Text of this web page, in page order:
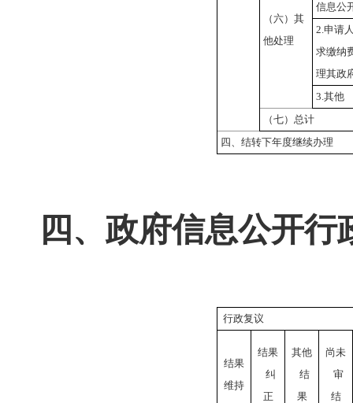
（六）其
他处理
信息公
2.申请
求缴纳
理其政
3.其他
（七）总计
四、结转下年度继续办理
四、政府信息公开
行政复议
结果
维持
结果
纠
正
其他
结
果
尚未
审
结